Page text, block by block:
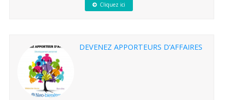
Cliquez ici
DEVENEZ APPORTEURS D’AFFAIRES